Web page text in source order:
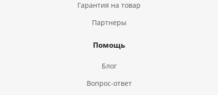
Гарантия на товар
Партнеры
Помощь
Блог
Вопрос-ответ